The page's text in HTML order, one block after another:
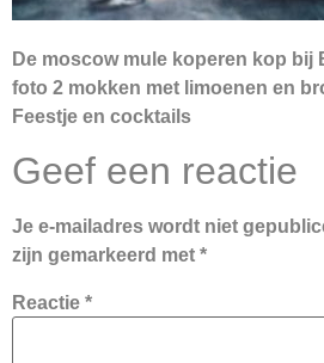
De moscow mule koperen kop bij
foto 2 mokken met limoenen en
Feestje en cocktails
Geef een reactie
Je e-mailadres wordt niet
zijn gemarkeerd met *
Reactie *